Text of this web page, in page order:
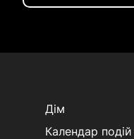
Дім
Календар подій